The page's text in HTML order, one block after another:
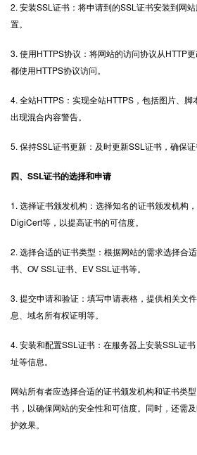
2. 安装SSL证书 ：将申请到的SSL证书安装到网
置。
3. 使用HTTPS协议：将网站的访问协议从HTTP
都使用HTTPS协议访问。
4. 全站HTTPS：实现全站HTTPS，包括图片、
出现混合内容警告。
5. 保持SSL证书更新：及时更新SSL证书，确保证
四、SSL证书的选择和申请
1. 选择证书颁发机构：选择知名的证书颁发机构
DigiCert等，以提高证书的可信度。
2. 选择合适的证书类型：根据网站的需求选择合
书、OV SSL证书、EV SSL证书等。
3. 提交申请和验证：填写申请表格，提供相关文
息、域名所有权证明等。
4. 安装和配置SSL证书：在服务器上安装SSL证
址等信息。
网站所有者应选择合适的证书颁发机构和证书类
书 ，以确保网站的安全性和可信度。同时，还需
护效果。